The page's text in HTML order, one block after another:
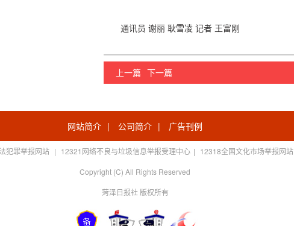
通讯员 谢丽 耿雪凌 记者 王富刚
上一篇 下一篇
网站简介 | 公司简介 | 广告刊例
犯罪举报网站 | 12321网络不良与垃圾信息举报受理中心 | 12318全国文化市场举报网站
Copyright (C) All Rights Reserved
菏泽日报社 版权所有